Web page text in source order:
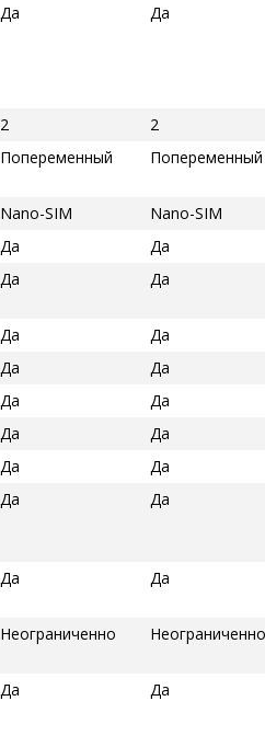
Да Да
2
2
Попеременный Попеременный
Nano-SIM
Nano-SIM
Да
Да
Да Да
Да
Да
Да
Да
Да
Да
Да
Да
Да
Да
Да Да
Да Да
Неограниченно Неограниченно
Да Да